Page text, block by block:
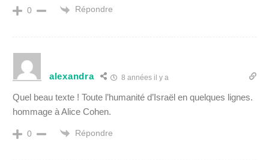
0 Répondre
alexandra 8 années il y a
Quel beau texte ! Toute l’humanité d’Israël en quelques lignes.
hommage à Alice Cohen.
0 Répondre